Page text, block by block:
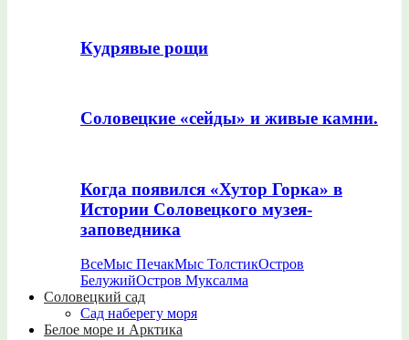
Кудрявые рощи
Соловецкие «сейды» и живые камни.
Когда появился «Хутор Горка» в
Истории Соловецкого музея-
заповедника
ВсеМыс ПечакМыс ТолстикОстров
БелужийОстров Муксалма
Соловецкий сад
Сад наберегу моря
Белое море и Арктика